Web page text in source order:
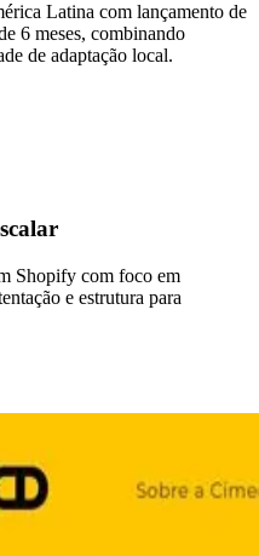
Latina com lançamento de
6 meses, combinando
de adaptação local.
Shopify com foco em
e estrutura para